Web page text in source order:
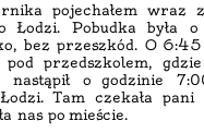
pojechałem wraz
Łodzi. Pobudka była
bez przeszkód. O
przedszkolem,
nastąpił o godzinie
Tam czekała pani
nas po mieście.